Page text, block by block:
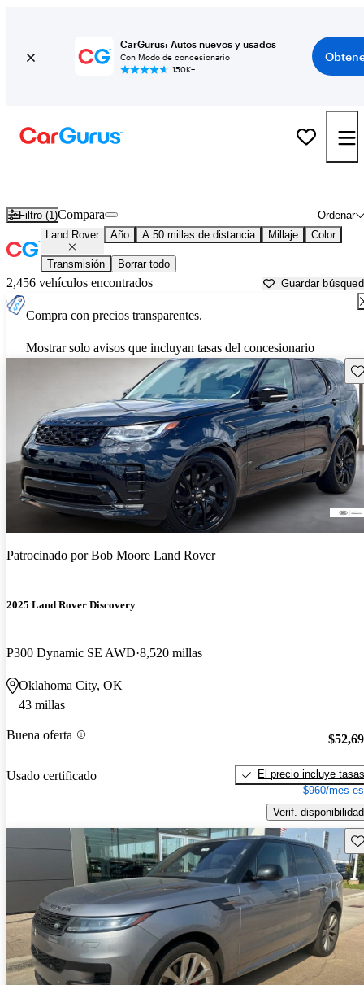
CarGurus: Autos nuevos y usados
Con Modo de concesionario
150K+
Filtro (1) Ordenar
Compara
Land Rover Año A 50 millas de distancia Millaje Color
Transmisión Borrar todo
2,456 vehículos encontrados Guardar
Compra con precios transparentes.
Mostrar solo avisos que incluyan tasas del concesionario
Patrocinado porBob Moore Land Rover
2025 Land Rover Discovery
P300 Dynamic SE AWD 8,520 millas
Oklahoma City, OK
43 millas
Buena oferta
Usado certificado
El precio incluye tasas
$960/mes
Verif. disponibilidad